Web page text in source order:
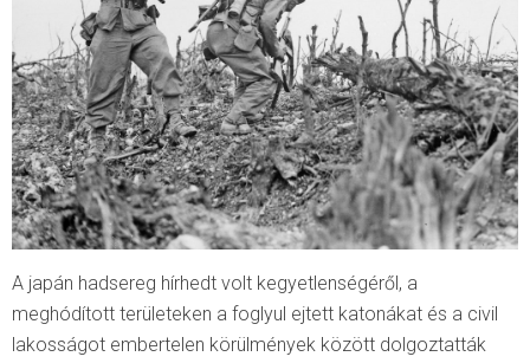
A japán hadsereg hírhedt volt kegyetlenségéről, a
meghódított területeken a foglyul ejtett katonákat és a civil
lakosságot embertelen körülmények között dolgoztatták